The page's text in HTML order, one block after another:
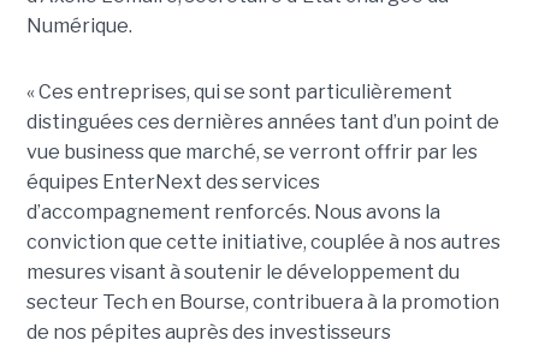
Numérique.
« Ces entreprises, qui se sont particulièrement
distinguées ces dernières années tant d’un point de
vue business que marché, se verront offrir par les
équipes EnterNext des services
d’accompagnement renforcés. Nous avons la
conviction que cette initiative, couplée à nos autres
mesures visant à soutenir le développement du
secteur Tech en Bourse, contribuera à la promotion
de nos pépites auprès des investisseurs